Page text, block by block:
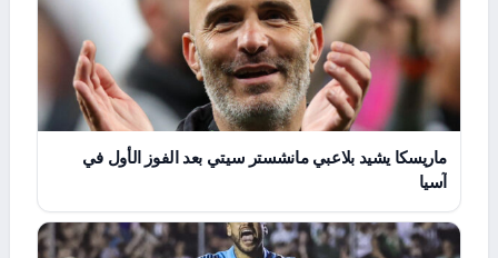
ماريسكا يشيد بلاعبي مانشستر سيتي بعد الفوز الأول في
آسيا